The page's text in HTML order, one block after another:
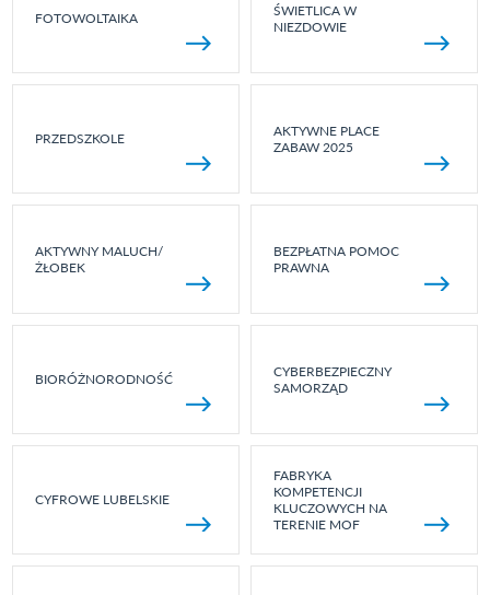
FOTOWOLTAIKA
ŚWIETLICA W
NIEZDOWIE
PRZEDSZKOLE
AKTYWNE PLACE
ZABAW 2025
AKTYWNY MALUCH/
ŻŁOBEK
BEZPŁATNA POMOC
PRAWNA
BIORÓŻNORODNOŚĆ
CYBERBEZPIECZNY
SAMORZĄD
CYFROWE LUBELSKIE
FABRYKA
KOMPETENCJI
KLUCZOWYCH NA
TERENIE MOF